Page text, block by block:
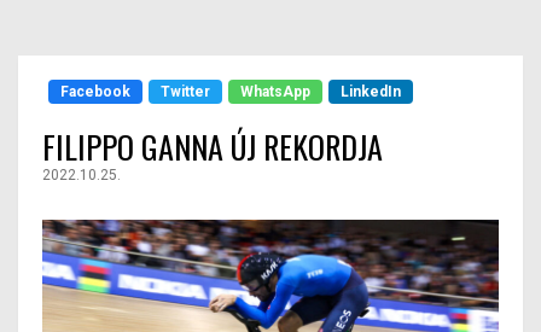
Facebook Twitter WhatsApp LinkedIn
FILIPPO GANNA ÚJ REKORDJA
2022.10.25.